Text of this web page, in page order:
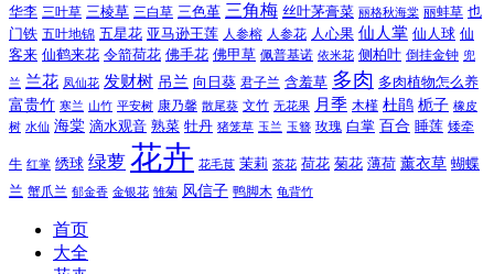
华李 三叶草 三棱草 三白草 三色堇 三角梅 丝叶茅膏菜 丽格秋海棠 丽蚌草 也
门铁 五叶地锦 五星花 亚马逊王莲 人参榕 人参花 人心果 仙人掌 仙人球 仙
客来 仙鹤来花 令箭荷花 佛手花 佛甲草 佩普基诺 依米花 侧柏叶 倒挂金钟 兜
兰 兰花 凤仙花 发财树 吊兰 向日葵 君子兰 含羞草 多肉 多肉植物怎么养
富贵竹 寒兰 山竹 平安树 康乃馨 散尾葵 文竹 无花果 月季 木槿 杜鹃 栀子 橡皮
树 水仙 海棠 滴水观音 熟菜 牡丹 猪笼草 玉兰 玉簪 玫瑰 白掌 百合 睡莲 矮牵
牛 红掌 绣球 绿萝 花卉 花毛茛 茉莉 茶花 荷花 菊花 薄荷 薰衣草 蝴蝶
兰 蟹爪兰 郁金香 金银花 雏菊 风信子 鸭脚木 龟背竹
首页
大全